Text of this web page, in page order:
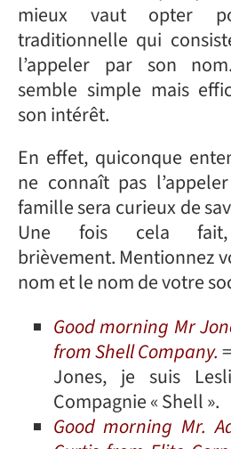
mieux vaut opter
traditionnelle qui
l’appeler par son
semble simple mais
son intérêt.
En effet, quiconque
ne connaît pas
famille sera curieux de
Une fois cela fait,
brièvement. Mentionnez
nom et le nom de votre
Good morning Mr
from Shell Company.
Jones, je suis
Compagnie « Shell ».
Good morning Mr.